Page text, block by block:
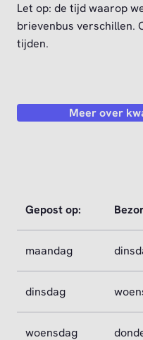
Let op: de tijd waarop
brievenbus verschillen.
tijden.
Meer over
Gepost op:
maandag
dinsdag
woensdag